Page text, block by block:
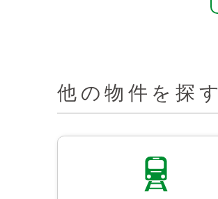
他の物件を探す